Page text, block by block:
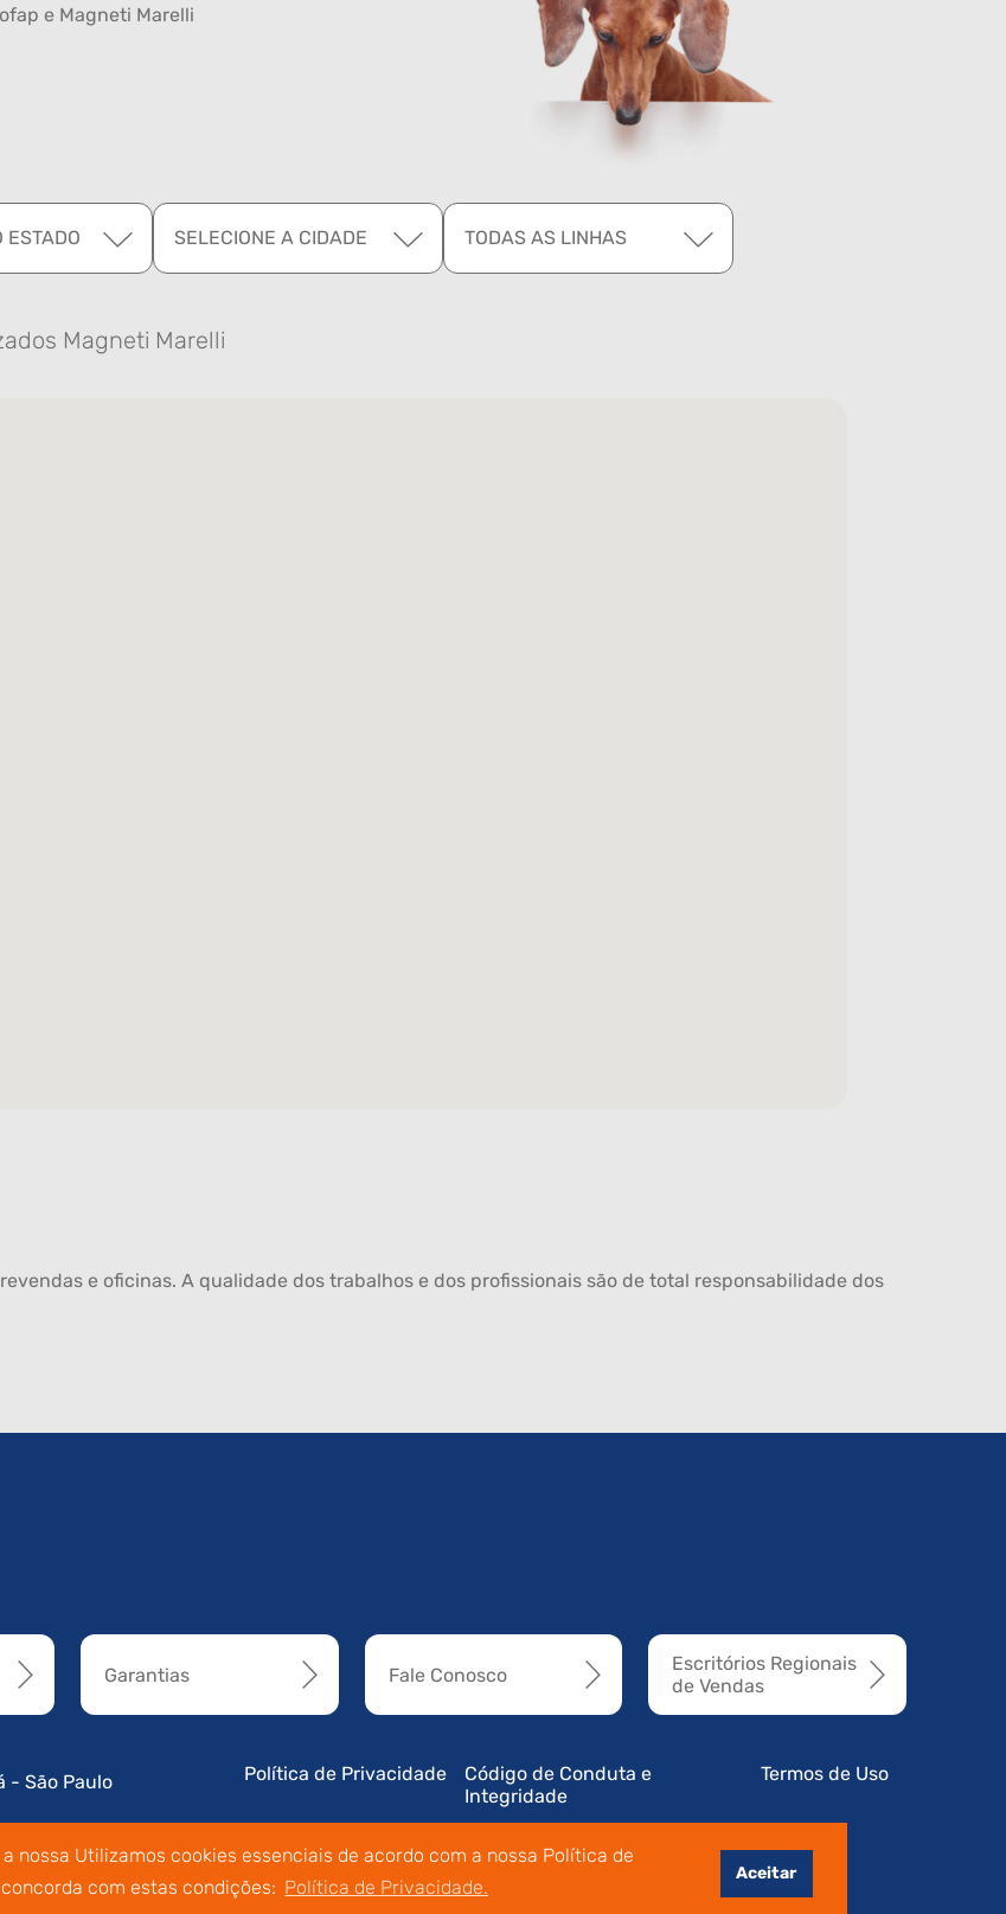
nossa Utilizamos cookies essenciais de acordo com a nossa Política de
com estas condições: Política de Privacidade.
Aceitar
e Magneti Marelli
ESTADO SELECIONE A CIDADE TODAS AS LINHAS
Magneti Marelli
e oficinas. A qualidade dos trabalhos e dos profissionais são de total responsabilidade dos
Garantias Fale Conosco
Escritórios Regionais
de Vendas
- São Paulo Termos de Uso
Código de Conduta e
Integridade
Política de Privacidade